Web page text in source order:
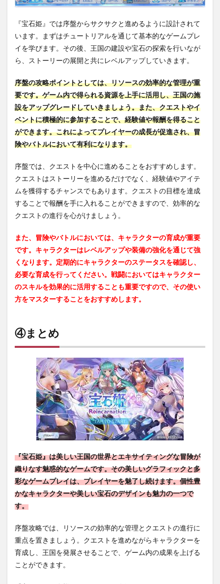
『宝石姫』では序盤からサクサクと進めるように設計されて
います。まずはチュートリアルを通じて基本的なゲームプレ
イを学びます。その後、王国の建設や宝石の探索を行いなが
ら、ストーリーの展開と共にレベルアップしていきます。
序盤の攻略ポイントとしては、リソースの効率的な管理が重
要です。ゲーム内で得られる資源を上手に活用し、王国の施
設をアップグレードしていきましょう。また、クエストやイ
ベントに積極的に参加することで、経験値や報酬を得ること
ができます。これによってプレイヤーの成長が促進され、冒
険やバトルにおいて有利になります。
序盤では、クエストを中心に進めることをおすすめします。
クエストはストーリーを進めるだけでなく、経験値やアイテ
ムを獲得するチャンスでもあります。クエストの目標を達成
することで報酬を手に入れることができますので、効率的な
クエストの進行を心がけましょう。
また、冒険やバトルにおいては、キャラクターの育成が重要
です。キャラクターはレベルアップや装備の強化を通じて強
くなります。定期的にキャラクターのステータスを確認し、
必要な育成を行ってください。戦闘においてはキャラクター
のスキルを効果的に活用することも重要ですので、その使い
方をマスターすることをおすすめします。
④まとめ
『宝石姫』は美しい王国の世界とエキサイティングな冒険が
織りなす魅惑的なゲームです。その美しいグラフィックと多
彩なゲームプレイは、プレイヤーを魅了し続けます。個性豊
かなキャラクターや美しい宝石のデザインも魅力の一つで
す。
序盤攻略では、リソースの効率的な管理とクエストの進行に
重点を置きましょう。クエストを進めながらキャラクターを
育成し、王国を発展させることで、ゲーム内の成果を上げる
ことができます。